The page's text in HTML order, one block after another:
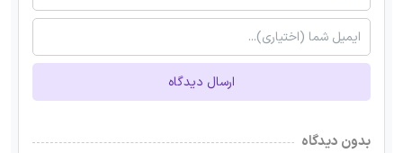
ارسال دیدگاه
بدون دیدگاه